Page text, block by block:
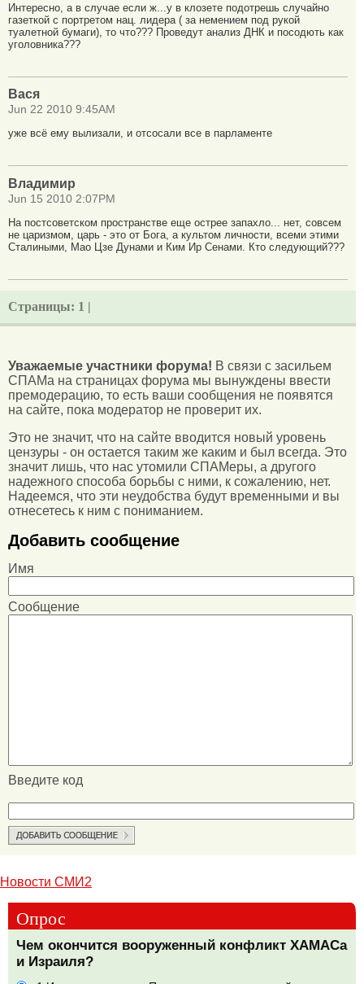
Интересно, а в случае если ж...у в клозете подотрешь случайно
газеткой с портретом нац. лидера ( за немением под рукой
туалетной бумаги), то что??? Проведут анализ ДНК и посодють как
уголовника???
Вася
Jun 22 2010 9:45AM
уже всё ему вылизали, и отсосали все в парламенте
Владимир
Jun 15 2010 2:07PM
На постсоветском пространстве еще острее запахло... нет, совсем
не царизмом, царь - это от Бога, а культом личности, всеми этими
Сталиными, Мао Цзе Дунами и Ким Ир Сенами. Кто следующий???
Страницы: 1 |
Уважаемые участники форума! В связи с засильем
СПАМа на страницах форума мы вынуждены ввести
премодерацию, то есть ваши сообщения не появятся
на сайте, пока модератор не проверит их.
Это не значит, что на сайте вводится новый уровень
цензуры - он остается таким же каким и был всегда. Это
значит лишь, что нас утомили СПАМеры, а другого
надежного способа борьбы с ними, к сожалению, нет.
Надеемся, что эти неудобства будут временными и вы
отнесетесь к ним с пониманием.
Добавить сообщение
Имя
Сообщение
Введите код
Новости СМИ2
Опрос
Чем окончится вооруженный конфликт ХАМАСа
и Израиля?